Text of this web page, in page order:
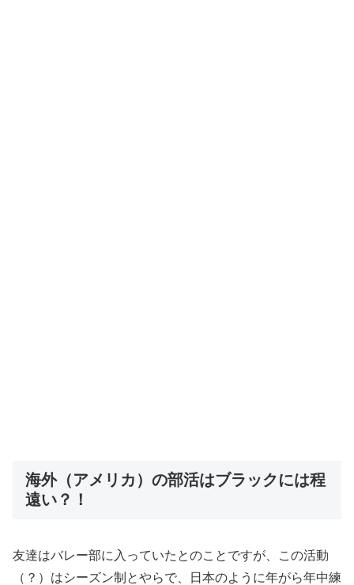
海外（アメリカ）の部活はブラックには程
遠い？！
友達はバレー部に入っていたとのことですが、この活動
（？）はシーズン制とやらで、日本のように年がら年中練